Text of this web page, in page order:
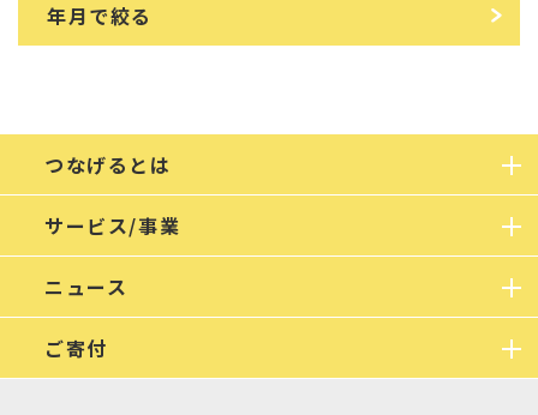
年月で絞る
つなげるとは
サービス/事業
ニュース
ご寄付